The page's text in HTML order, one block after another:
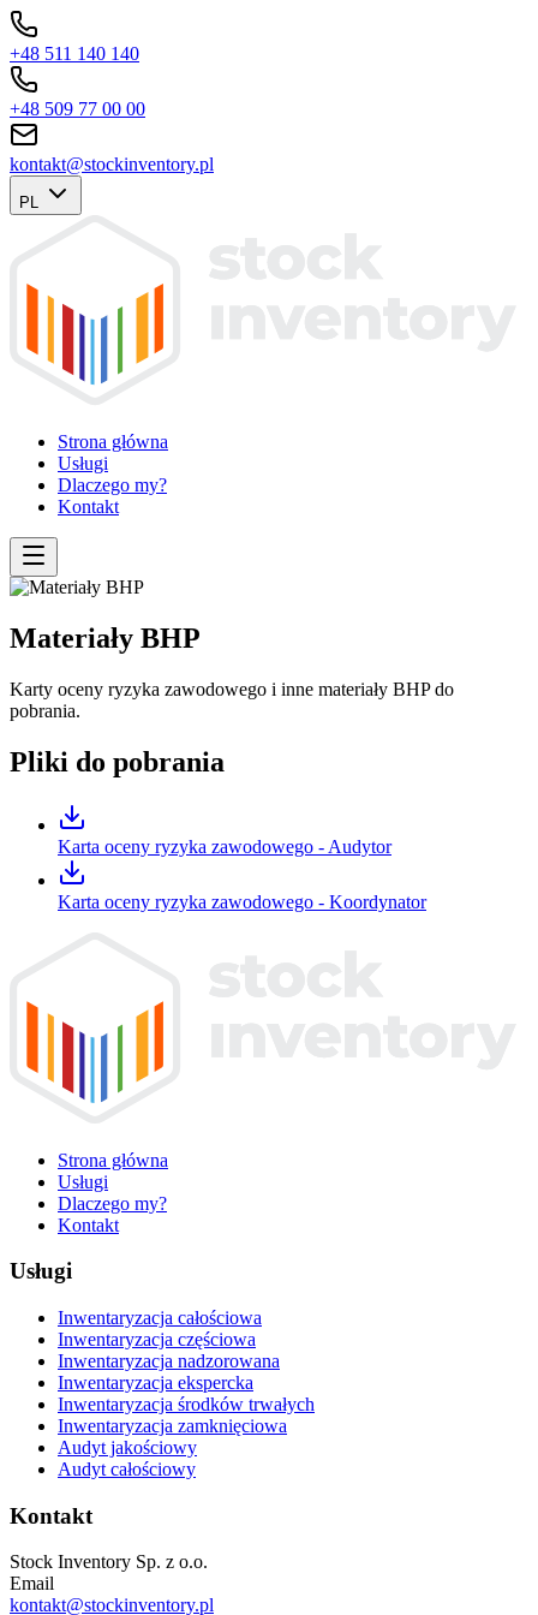
+48 511 140 140
+48 509 77 00 00
kontakt@stockinventory.pl
PL
Strona główna
Usługi
Dlaczego my?
Kontakt
Materiały BHP
Karty oceny ryzyka zawodowego i inne materiały BHP do
pobrania.
Pliki do pobrania
Karta oceny ryzyka zawodowego - Audytor
Karta oceny ryzyka zawodowego - Koordynator
Strona główna
Usługi
Dlaczego my?
Kontakt
Usługi
Inwentaryzacja całościowa
Inwentaryzacja częściowa
Inwentaryzacja nadzorowana
Inwentaryzacja ekspercka
Inwentaryzacja środków trwałych
Inwentaryzacja zamknięciowa
Audyt jakościowy
Audyt całościowy
Kontakt
Stock Inventory Sp. z o.o.
Email
kontakt@stockinventory.pl